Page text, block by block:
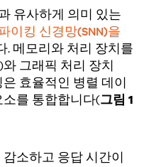
유사하게 의미 있는
이킹 신경망(SNN)을
. 메모리와 처리 장치를
그래픽 처리 장치
효율적인 병렬 데이
를 통합합니다(그림 1
소하고 응답 시간이